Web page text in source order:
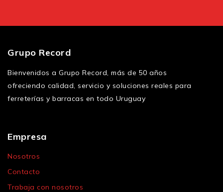
Grupo Record
Bienvenidos a Grupo Record, más de 50 años
ofreciendo calidad, servicio y soluciones reales para
ferreterías y barracas en todo Uruguay
Empresa
Nosotros
Contacto
Trabaja con nosotros